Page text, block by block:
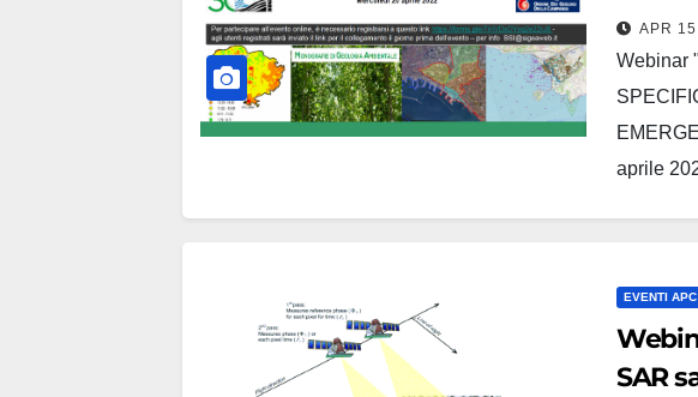
APR
Webinar
aprile
LO
DELLA
EVENTI
SAR